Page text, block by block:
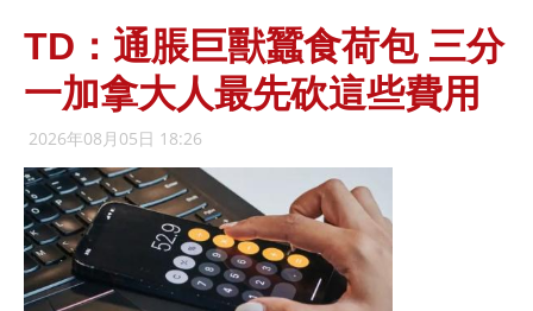
TD：通脹巨獸蠶食荷包 三分
一加拿大人最先砍這些費用
2026年08月05日 18:26